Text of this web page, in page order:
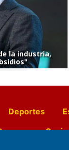
la industria,
Deportes